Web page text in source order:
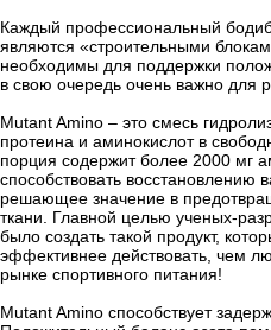
Каждый профессиональный
являются «строительными
необходимы для поддержки
в свою очередь очень важно для
Mutant Amino – это смесь
протеина и аминокислот в
порция содержит более 2000 мг
способствовать
решающее значение в
ткани. Главной целью ученых-
было создать такой продукт,
эффективнее действовать, чем
рынке спортивного питания!
Mutant Amino способствует